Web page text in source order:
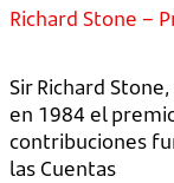
Richard Stone –
Sir Richard
en 1984 el
contribuciones
las Cuentas